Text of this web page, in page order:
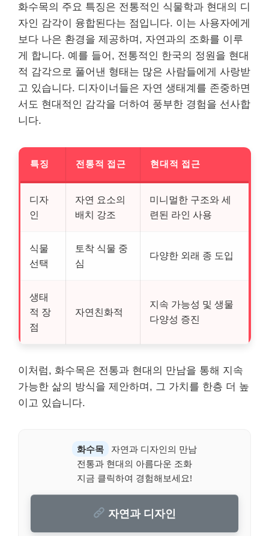
화수목의 주요 특징은 전통적인 식물학과 현대의 디
자인 감각이 융합된다는 점입니다. 이는 사용자에게
보다 나은 환경을 제공하며, 자연과의 조화를 이루
게 합니다. 예를 들어, 전통적인 한국의 정원을 현대
적 감각으로 풀어낸 형태는 많은 사람들에게 사랑받
고 있습니다. 디자이너들은 자연 생태계를 존중하면
서도 현대적인 감각을 더하여 풍부한 경험을 선사합
니다.
특징 전통적 접근 현대적 접근
디자
인
자연 요소의
배치 강조
미니멀한 구조와 세
련된 라인 사용
식물
선택
토착 식물 중
심
다양한 외래 종 도입
생태
적 장
점
자연친화적
지속 가능성 및 생물
다양성 증진
이처럼, 화수목은 전통과 현대의 만남을 통해 지속
가능한 삶의 방식을 제안하며, 그 가치를 한층 더 높
이고 있습니다.
화수목
자연과 디자인의 만남
전통과 현대의 아름다운 조화
지금 클릭하여 경험해보세요!
자연과 디자인